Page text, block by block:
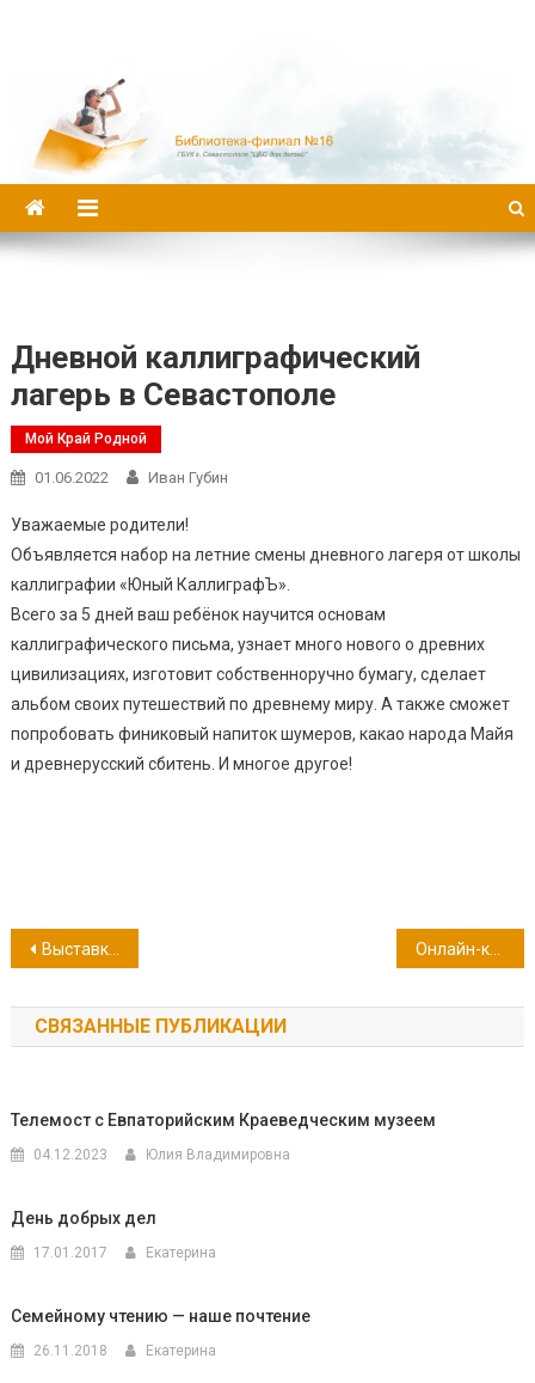
Дневной каллиграфический
лагерь в Севастополе
Мой Край Родной
01.06.2022 Иван Губин
Уважаемые родители!
Объявляется набор на летние смены дневного лагеря от школы
каллиграфии «Юный КаллиграфЪ».
Всего за 5 дней ваш ребёнок научится основам
каллиграфического письма, узнает много нового о древних
цивилизациях, изготовит собственноручно бумагу, сделает
альбом своих путешествий по древнему миру. А также сможет
попробовать финиковый напиток шумеров, какао народа Майя
и древнерусский сбитень. И многое другое!
Навигация
по
записям
Выставка «Под небом Севастополя» Онлайн-квест «Традиции народов России»
СВЯЗАННЫЕ ПУБЛИКАЦИИ
Телемост с Евпаторийским Краеведческим музеем
04.12.2023 Юлия Владимировна
День добрых дел
17.01.2017 Екатерина
Семейному чтению — наше почтение
26.11.2018 Екатерина